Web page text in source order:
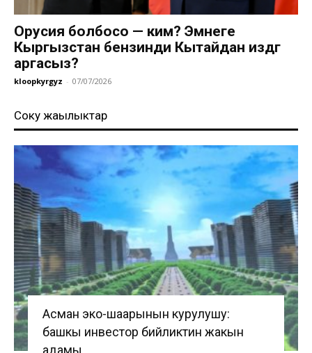
Орусия болбосо — ким? Эмнеге
Кыргызстан бензинди Кытайдан издөөгө
аргасыз?
kloopkyrgyz - 07/07/2026
Соңку жаңылыктар
Асман эко-шаарынын курулушу:
башкы инвестор бийликтин жакын
адамы